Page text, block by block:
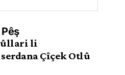
li
Çîçek Otlû